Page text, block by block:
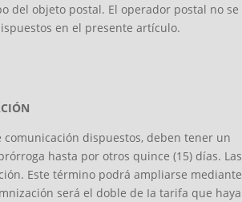
del objeto postal. El operador postal no se
en el presente artículo.
comunicación dispuestos, deben tener un
hasta por otros quince (15) días. Las
Este término podrá ampliarse mediante
será el doble de Ia tarifa que haya